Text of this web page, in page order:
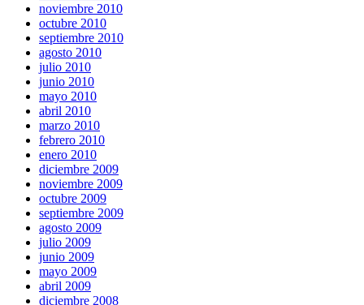
noviembre 2010
octubre 2010
septiembre 2010
agosto 2010
julio 2010
junio 2010
mayo 2010
abril 2010
marzo 2010
febrero 2010
enero 2010
diciembre 2009
noviembre 2009
octubre 2009
septiembre 2009
agosto 2009
julio 2009
junio 2009
mayo 2009
abril 2009
diciembre 2008